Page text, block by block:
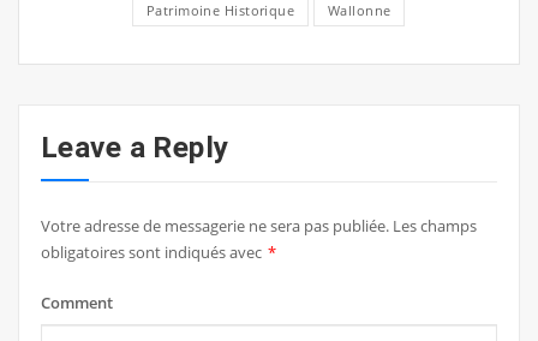
Patrimoine Historique Wallonne
Leave a Reply
Votre adresse de messagerie ne sera pas publiée. Les champs
obligatoires sont indiqués avec *
Comment